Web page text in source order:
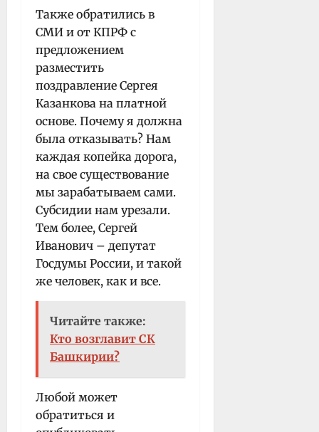
Также обратились в
СМИ и от КПРФ с
предложением
разместить
поздравление Сергея
Казанкова на платной
основе. Почему я должна
была отказывать? Нам
каждая копейка дорога,
на свое существование
мы зарабатываем сами.
Субсидии нам урезали.
Тем более, Сергей
Иванович – депутат
Госдумы России, и такой
же человек, как и все.
Читайте также:
Кто возглавит СК
Башкирии?
Любой может
обратиться и